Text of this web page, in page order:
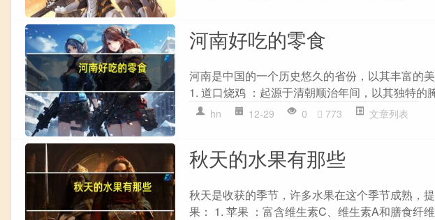
河南好吃的零食
河南是中国的一个历史悠久的省份，以其丰富的
1. 道口烧鸡 ：起源于清朝顺治年间，以其独特的
hn 12-29 0 773 文章列表
秋天的水果有那些
秋天是收获的季节，许多水果在这个季节成熟，
果： 1. 苹果 ：富含维生素C、维生素A和膳食纤